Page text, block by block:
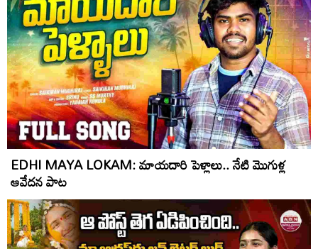
EDHI MAYA LOKAM: మాయ‌దారి పెళ్లాలు.. నేటి మొగుళ్ల
ఆవేద‌న‌ పాట‌